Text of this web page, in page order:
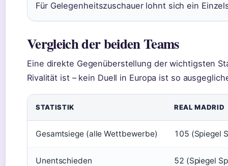
Für Gelegenheitszuschauer lohnt sich ein
Vergleich der beiden Teams
Eine direkte Gegenüberstellung der wichtigsten
Rivalität ist – kein Duell in Europa ist so
STATISTIK REAL MADRID
Gesamtsiege (alle Wettbewerbe) 105 (Spiegel
Unentschieden 52 (Spiegel